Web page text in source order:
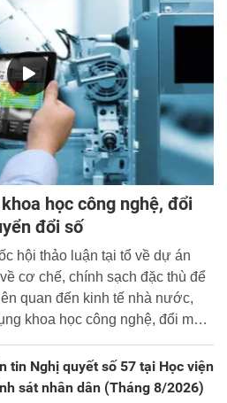
học công nghệ, đổi
đổi số
hội thảo luận tại tổ về dự án
cơ chế, chính sạch đặc thù để
quan đến kinh tế nhà nước,
khoa học công nghệ, đổi mới
tin Nghị quyết số 57 tại Học viện
sát nhân dân (Tháng 8/2026)